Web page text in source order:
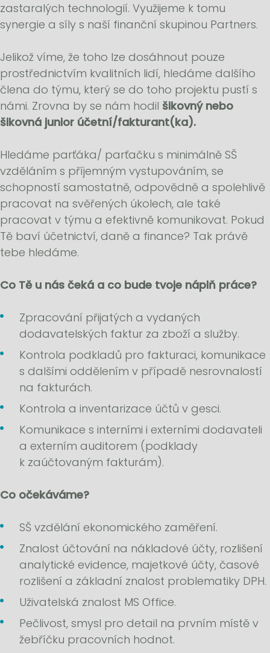
zastaralých technologií. Využijeme k tomu
synergie a síly s naší finanční skupinou Partners.
Jelikož víme, že toho lze dosáhnout pouze
prostřednictvím kvalitních lidí, hledáme dalšího
člena do týmu, který se do toho projektu pustí s
námi. Zrovna by se nám hodil šikovný nebo
šikovná junior účetní/fakturant(ka).
Hledáme parťáka/ parťačku s minimálně SŠ
vzděláním s příjemným vystupováním, se
schopností samostatně, odpovědně a spolehlivě
pracovat na svěřených úkolech, ale také
pracovat v týmu a efektivně komunikovat. Pokud
Tě baví účetnictví, daně a finance? Tak právě
tebe hledáme.
Co Tě u nás čeká a co bude tvoje náplň práce?
Zpracování přijatých a vydaných
dodavatelských faktur za zboží a služby.
Kontrola podkladů pro fakturaci, komunikace
s dalšími oddělením v případě nesrovnalostí
na fakturách.
Kontrola a inventarizace účtů v gesci.
Komunikace s interními i externími dodavateli
a externím auditorem (podklady
k zaúčtovaným fakturám).
Co očekáváme?
SŠ vzdělání ekonomického zaměření.
Znalost účtování na nákladové účty, rozlišení
analytické evidence, majetkové účty, časové
rozlišení a základní znalost problematiky DPH.
Uživatelská znalost MS Office.
Pečlivost, smysl pro detail na prvním místě v
žebříčku pracovních hodnot.